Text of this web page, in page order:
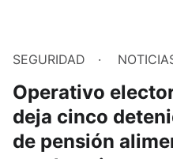
SEGURIDAD
Operativo
deja cinco
de pensión